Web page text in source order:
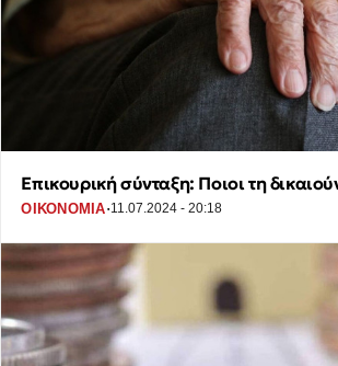
Επικουρική σύνταξη: Ποιοι τη
ΟΙΚΟΝΟΜΙΑ·11.07.2024 - 20:18